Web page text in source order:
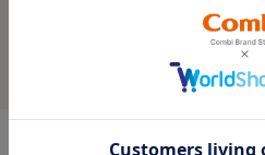
※レビューを書くにはロ
レビューを書いてクーポン
この